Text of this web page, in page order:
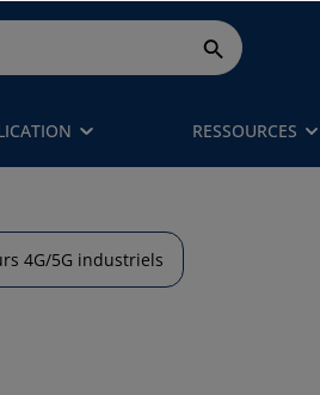
RESSOURCES
4G/5G industriels